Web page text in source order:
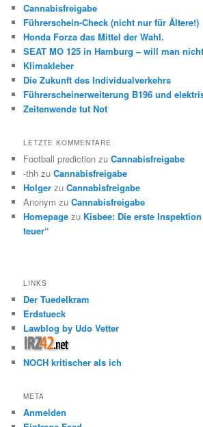
Cannabisfreigabe
Führerschein-Check (nicht nur für Ältere!)
Honda Forza das Mittel der Wahl.
SEAT MO 125 in Hamburg – will man
Klimakleber
Die Zukunft des Individualverkehrs
Führerscheinerweiterung B196 und
Zeitenwende tut Not
LETZTE KOMMENTARE
Football prediction zuCannabisfreigabe
-thh zuCannabisfreigabe
Holger zuCannabisfreigabe
Anonym zuCannabisfreigabe
Homepage zu Kisbee: Die erste
teuer“
LINKS
Der Tuedelkram
Erdstueck
Lawblog by Udo Vetter
NOCH kritischer als ich
META
Anmelden